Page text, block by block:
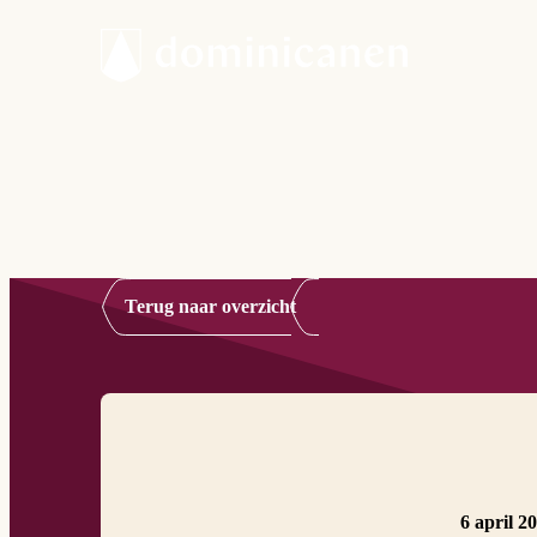
Terug naar overzicht
6 april